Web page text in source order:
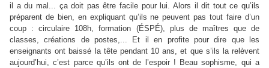
il a du mal... ça doit pas être facile pour lui. Alors il dit tout ce qu’ils
préparent de bien, en expliquant qu’ils ne peuvent pas tout faire d’un
coup : circulaire 108h, formation (ÉSPÉ), plus de maîtres que de
classes, créations de postes,... Et il en profite pour dire que les
enseignants ont baissé la tête pendant 10 ans, et que s’ils la relèvent
aujourd’hui, c’est parce qu’ils ont de l’espoir ! Beau sophisme, qui a